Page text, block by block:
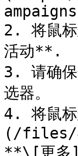
2. 将鼠标
活动**.
3. 请确
选器。
4. 将鼠
(/files/
**\[更多